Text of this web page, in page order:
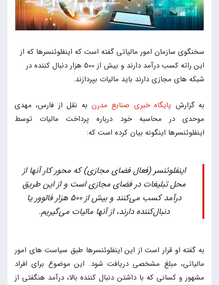
سخنگوی سازمان امور مالیاتی گفته است که اینفلوئنسرها که از
این راته کسب درآمد دارند و بیش از 500 هزار دنبال کننده در
شبکه های مجازی دارند باید مالیات بپردازند.
به گزارش پایگاه خبری صنایع مدرن به نقل از فارس، مهدی
موحدی در محاسبه خود درباره پرداخت مالیات توسط
اینفلوئنسرها اینگونه بیان کرده است که:
اینفلوئنسر (فعال فضای مجازی) که محور کار آنها از
محل تبلیغات در فضای مجازی است و از این طریق
درآمد کسب می‌کنند و بیش از 500 هزار فالوور یا
دنبال‌کننده دارند، از آنها مالیات می‌گیریم.
به گفته او قرار است از این اینفلوئنسرها طبق سیاست های امور
مالیاتی، مبلغ مشخصی دریافت شود. این موضوع برای افراد
مشهور و کسانی که با داشتن دنبال کننده بالا، درآمد هنگفتی از